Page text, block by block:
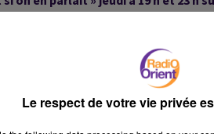
émission sera consacrée à la France
de sa population. Avec les
hygiène de vie plus rigoureuse, les
Le respect de votre vie privée